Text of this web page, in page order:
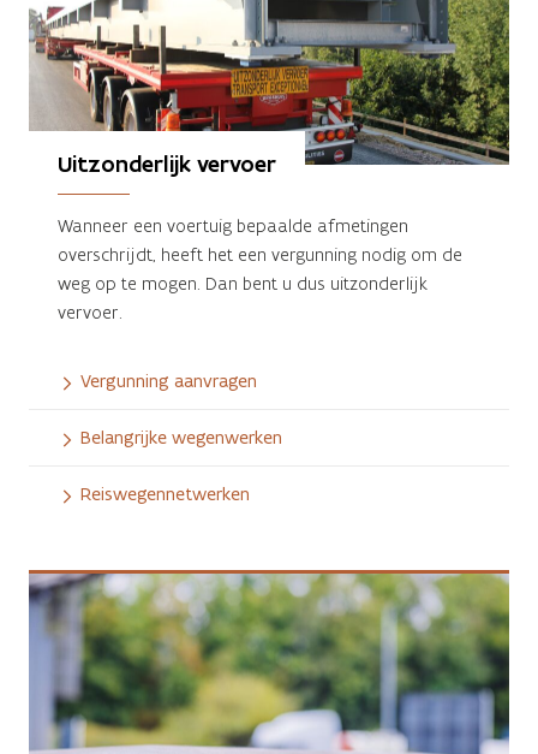
Uitzonderlijk vervoer
Wanneer een voertuig bepaalde afmetingen
overschrijdt, heeft het een vergunning nodig om de
weg op te mogen. Dan bent u dus uitzonderlijk
vervoer.
Vergunning aanvragen
Belangrijke wegenwerken
Reiswegennetwerken